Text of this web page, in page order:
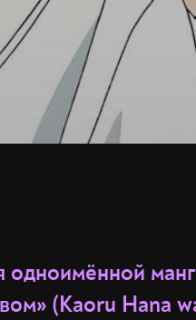
одноимённой
(Kaoru Hana